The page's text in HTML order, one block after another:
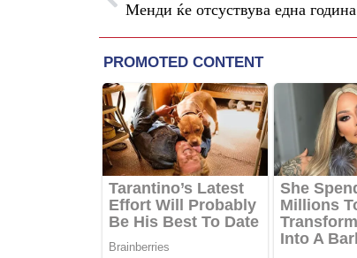
Менди ќе отсуствува една година